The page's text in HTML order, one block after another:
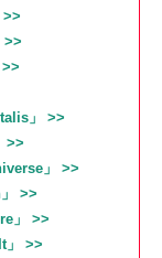
>>
」 >>
>>
」 >>
>>
」 >>
」 >>